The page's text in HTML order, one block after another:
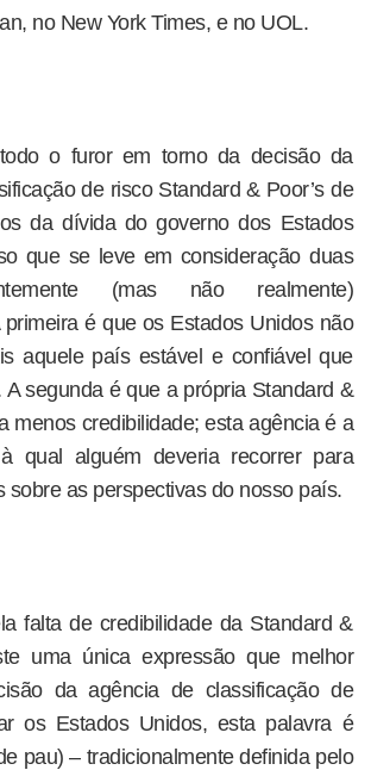
no New York Times, e no UOL.
o furor em torno da decisão da
de risco Standard & Poor’s de
da dívida do governo dos Estados
que se leve em consideração duas
(mas não realmente)
primeira é que os Estados Unidos não
aquele país estável e confiável que
segunda é que a própria Standard &
menos credibilidade; esta agência é a
qual alguém deveria recorrer para
sobre as perspectivas do nosso país.
falta de credibilidade da Standard &
uma única expressão que melhor
da agência de classificação de
os Estados Unidos, esta palavra é
pau) – tradicionalmente definida pelo